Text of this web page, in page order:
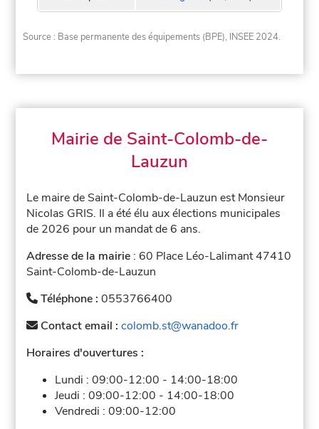
Source : Base permanente des équipements (BPE), INSEE 2024.
Mairie de Saint-Colomb-de-
Lauzun
Le maire de Saint-Colomb-de-Lauzun est Monsieur
Nicolas GRIS. Il a été élu aux élections municipales
de 2026 pour un mandat de 6 ans.
Adresse de la mairie : 60 Place Léo-Lalimant 47410
Saint-Colomb-de-Lauzun
Téléphone :0553766400
Contact email :colomb.st@wanadoo.fr
Horaires d'ouvertures :
Lundi :09:00-12:00 - 14:00-18:00
Jeudi :09:00-12:00 - 14:00-18:00
Vendredi :09:00-12:00